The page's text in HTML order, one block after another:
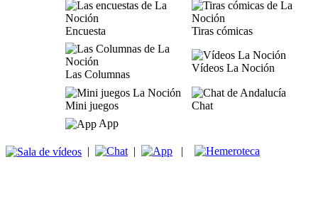
Encuesta Tiras cómicas
Las Columnas
Vídeos La Noción
Mini juegos
Chat
App
| | |